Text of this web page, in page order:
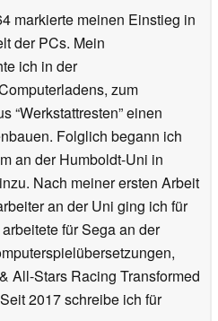
markierte meinen Einstieg in
der PCs. Mein
ich in der
zum
“Werkstattresten” einen
Folglich begann ich
an der Humboldt-Uni in
Nach meiner ersten Arbeit
an der Uni ging ich für
für Sega an der
All-Stars Racing Transformed
2017 schreibe ich für